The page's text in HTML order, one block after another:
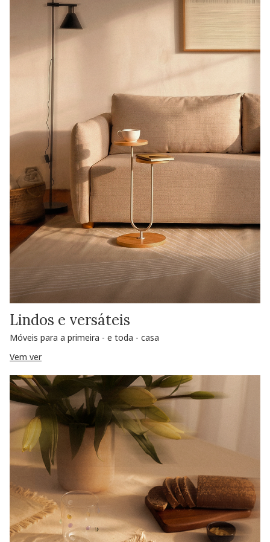
Lindos e versáteis
Móveis para a primeira - e toda - casa
Vem ver